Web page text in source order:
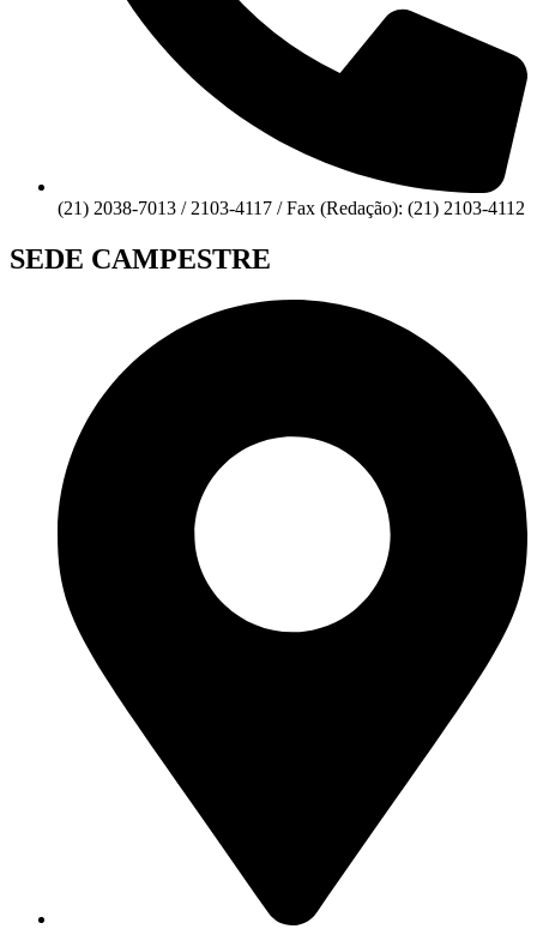
(21) 2038-7013 / 2103-4117 / Fax (Redação): (21) 2103-4112
SEDE CAMPESTRE